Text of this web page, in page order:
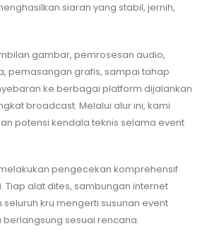
siaran yang stabil, jernih,
gambar, pemrosesan audio,
pemasangan grafis, sampai tahap
ke berbagai platform dijalankan
broadcast. Melalui alur ini, kami
potensi kendala teknis selama event
pengecekan komprehensif
Tiap alat dites, sambungan internet
kru mengerti susunan event
sesuai rencana.